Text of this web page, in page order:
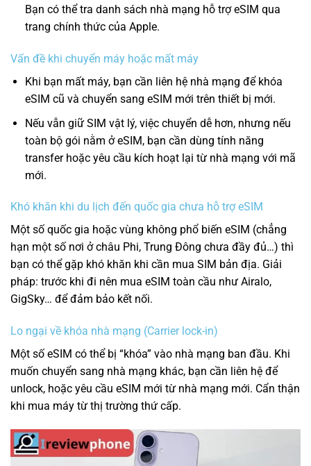
Bạn có thể tra danh sách nhà mạng hỗ trợ eSIM qua
trang chính thức của Apple.
Vấn đề khi chuyển máy hoặc mất máy
Khi bạn mất máy, bạn cần liên hệ nhà mạng để khóa
eSIM cũ và chuyển sang eSIM mới trên thiết bị mới.
Nếu vẫn giữ SIM vật lý, việc chuyển dễ hơn, nhưng nếu
toàn bộ gói nằm ở eSIM, bạn cần dùng tính năng
transfer hoặc yêu cầu kích hoạt lại từ nhà mạng với mã
mới.
Khó khăn khi du lịch đến quốc gia chưa hỗ trợ eSIM
Một số quốc gia hoặc vùng không phổ biến eSIM (chẳng
hạn một số nơi ở châu Phi, Trung Đông chưa đầy đủ…) thì
bạn có thể gặp khó khăn khi cần mua SIM bản địa. Giải
pháp: trước khi đi nên mua eSIM toàn cầu như Airalo,
GigSky… để đảm bảo kết nối.
Lo ngại về khóa nhà mạng (Carrier lock-in)
Một số eSIM có thể bị “khóa” vào nhà mạng ban đầu. Khi
muốn chuyển sang nhà mạng khác, bạn cần liên hệ để
unlock, hoặc yêu cầu eSIM mới từ nhà mạng mới. Cẩn thận
khi mua máy từ thị trường thứ cấp.